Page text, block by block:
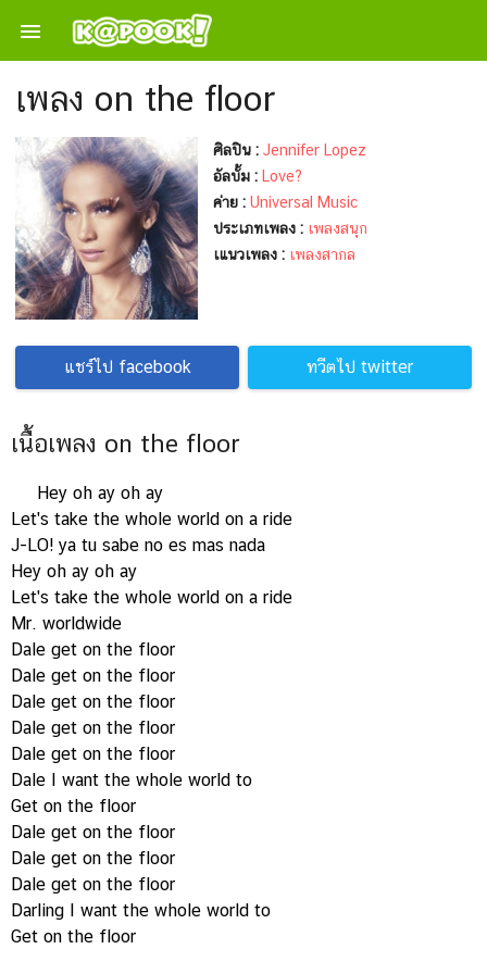

เพลง on the floor
ศิลปิน : Jennifer Lopez
อัลบั้ม :
Love?
ค่าย : Universal Music
ประเภทเพลง : เพลงสนุก
เแนวเพลง : เพลงสากล
แชร์ไป facebook ทวีตไป twitter
เนื้อเพลง on the floor
Hey oh ay oh ay
Let's take the whole world on a ride
J-LO! ya tu sabe no es mas nada
Hey oh ay oh ay
Let's take the whole world on a ride
Mr. worldwide
Dale get on the floor
Dale get on the floor
Dale get on the floor
Dale get on the floor
Dale get on the floor
Dale I want the whole world to
Get on the floor
Dale get on the floor
Dale get on the floor
Dale get on the floor
Darling I want the whole world to
Get on the floor